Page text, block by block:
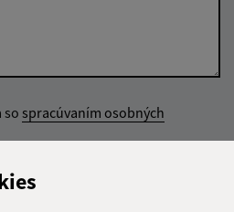
so spracúvaním osobných
správu